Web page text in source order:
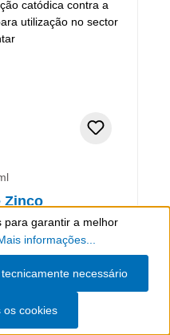
Zinco
com aprovação
alimentar
IVA)
para garantir a melhor
informações...
necessário
os cookies